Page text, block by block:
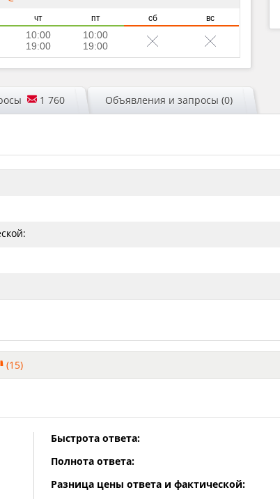
чт пт сб вс
10:00
19:00
10:00
19:00
1 760 Объявления и запросы (0)
(15)
Быстрота ответа:
Полнота ответа:
Разница цены ответа и фактической: